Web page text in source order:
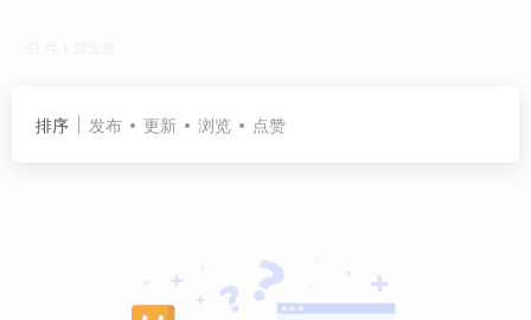
排序 发布 更新 浏览 点赞